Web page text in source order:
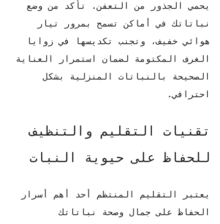
يحمي الجذور من التعفن. تأكد من وضع
نباتاتك في أماكن تسمح بمرور تيار
هوائي خفيف، وتجنب تكديسها في زوايا
الغرف المكتومة لضمان استمرار
العناية
الصحيحة بالنباتات المنزلية بشكل
احترافي.
تقنيات التقليم والتنظيف
للحفاظ على حيوية النبات
يعتبر التقليم المنتظم أحد أهم أسرار
الحفاظ على جمال وصحة نباتاتك